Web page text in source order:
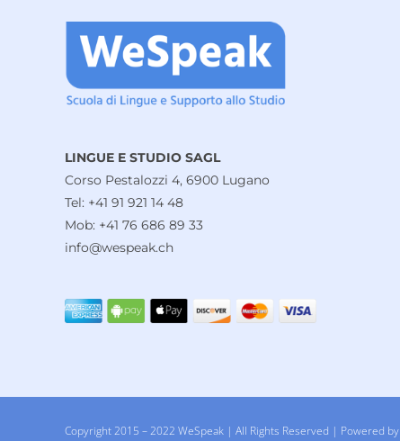
LINGUE E STUDIO SAGL
Corso Pestalozzi 4, 6900 Lugano
Tel: +41 91 921 14 48
Mob: +41 76 686 89 33
info@wespeak.ch
Copyright 2015 – 2022 WeSpeak | All Rights Reserved | Powered by